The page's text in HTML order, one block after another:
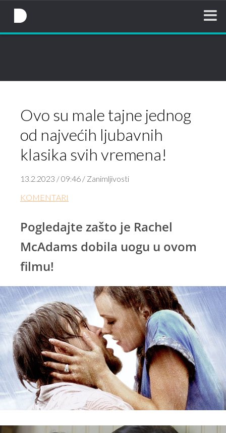
Ovo su male tajne jednog
od najvećih ljubavnih
klasika svih vremena!
13.2.2023 / 09:46 / Zanimljivosti
KOMENTARI
Pogledajte zašto je Rachel
McAdams dobila uogu u ovom
filmu!